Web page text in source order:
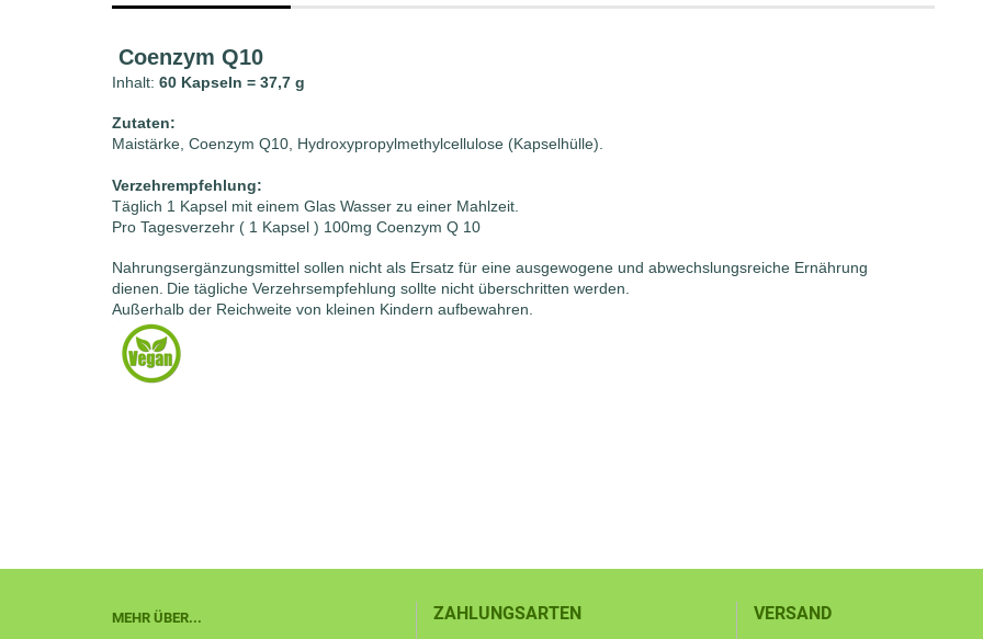
Coenzym Q10
Inhalt: 60 Kapseln = 37,7 g
Zutaten:
Maistärke, Coenzym Q10, Hydroxypropylmethylcellulose (Kapselhülle).
Verzehrempfehlung:
Täglich 1 Kapsel mit einem Glas Wasser zu einer Mahlzeit.
Pro Tagesverzehr ( 1 Kapsel ) 100mg Coenzym Q 10
Nahrungsergänzungsmittel sollen nicht als Ersatz für eine ausgewogene und abwechslungsreiche Ernährung
dienen. Die tägliche Verzehrsempfehlung sollte nicht überschritten werden.
Außerhalb der Reichweite von kleinen Kindern aufbewahren.
MEHR ÜBER... ZAHLUNGSARTEN VERSAND